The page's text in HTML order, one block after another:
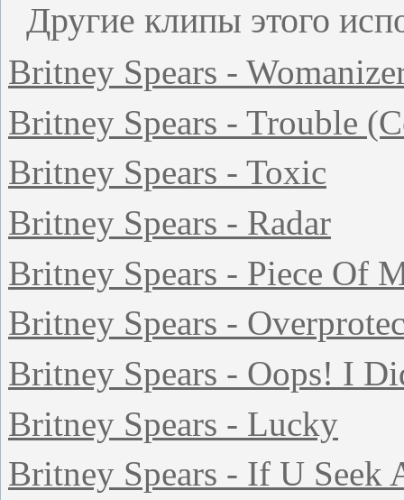
Другие клипы этого
Britney Spears -
Britney Spears - Trouble
Britney Spears - Toxic
Britney Spears - Radar
Britney Spears - Piece Of
Britney Spears -
Britney Spears - Oops! I
Britney Spears - Lucky
Britney Spears - If U Seek